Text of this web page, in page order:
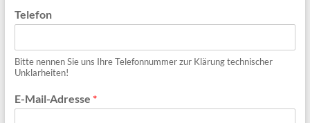
Telefon
Bitte nennen Sie uns Ihre Telefonnummer zur Klärung technischer
Unklarheiten!
E-Mail-Adresse *